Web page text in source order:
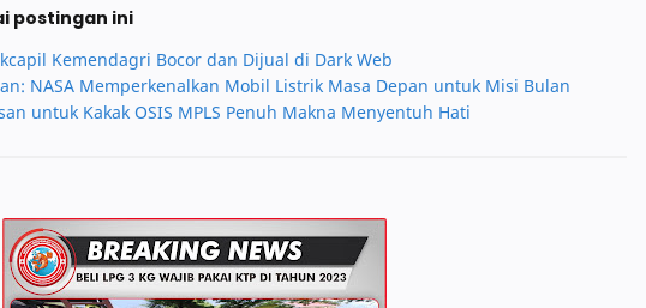
postingan ini
Kemendagri Bocor dan Dijual di Dark Web
NASA Memperkenalkan Mobil Listrik Masa Depan untuk Misi Bulan
untuk Kakak OSIS MPLS Penuh Makna Menyentuh Hati